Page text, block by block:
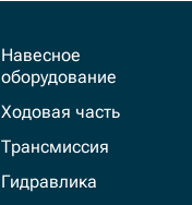
Навесное
оборудование
Ходовая часть
Трансмиссия
Гидравлика